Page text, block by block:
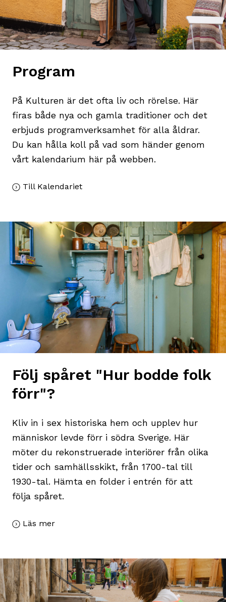
Program
På Kulturen är det ofta liv och rörelse. Här
firas både nya och gamla traditioner och det
erbjuds programverksamhet för alla åldrar.
Du kan hålla koll på vad som händer genom
vårt kalendarium här på webben.
Till Kalendariet
Följ spåret "Hur bodde folk
förr"?
Kliv in i sex historiska hem och upplev hur
människor levde förr i södra Sverige. Här
möter du rekonstruerade interiörer från olika
tider och samhällsskikt, från 1700-tal till
1930-tal. Hämta en folder i entrén för att
följa spåret.
Läs mer